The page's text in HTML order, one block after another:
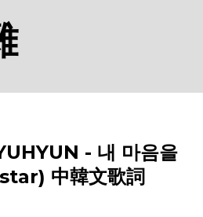
- 내 마음을
中韓文歌詞